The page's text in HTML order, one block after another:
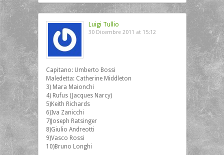
Luigi Tullio
30 Dicembre 2011 at 15:12
Capitano: Umberto Bossi
Maledetta: Catherine Middleton
3) Mara Maionchi
4) Rufus (Jacques Narcy)
5)Keith Richards
6)Iva Zanicchi
7)Joseph Ratsinger
8)Giulio Andreotti
9)Vasco Rossi
10)Bruno Longhi